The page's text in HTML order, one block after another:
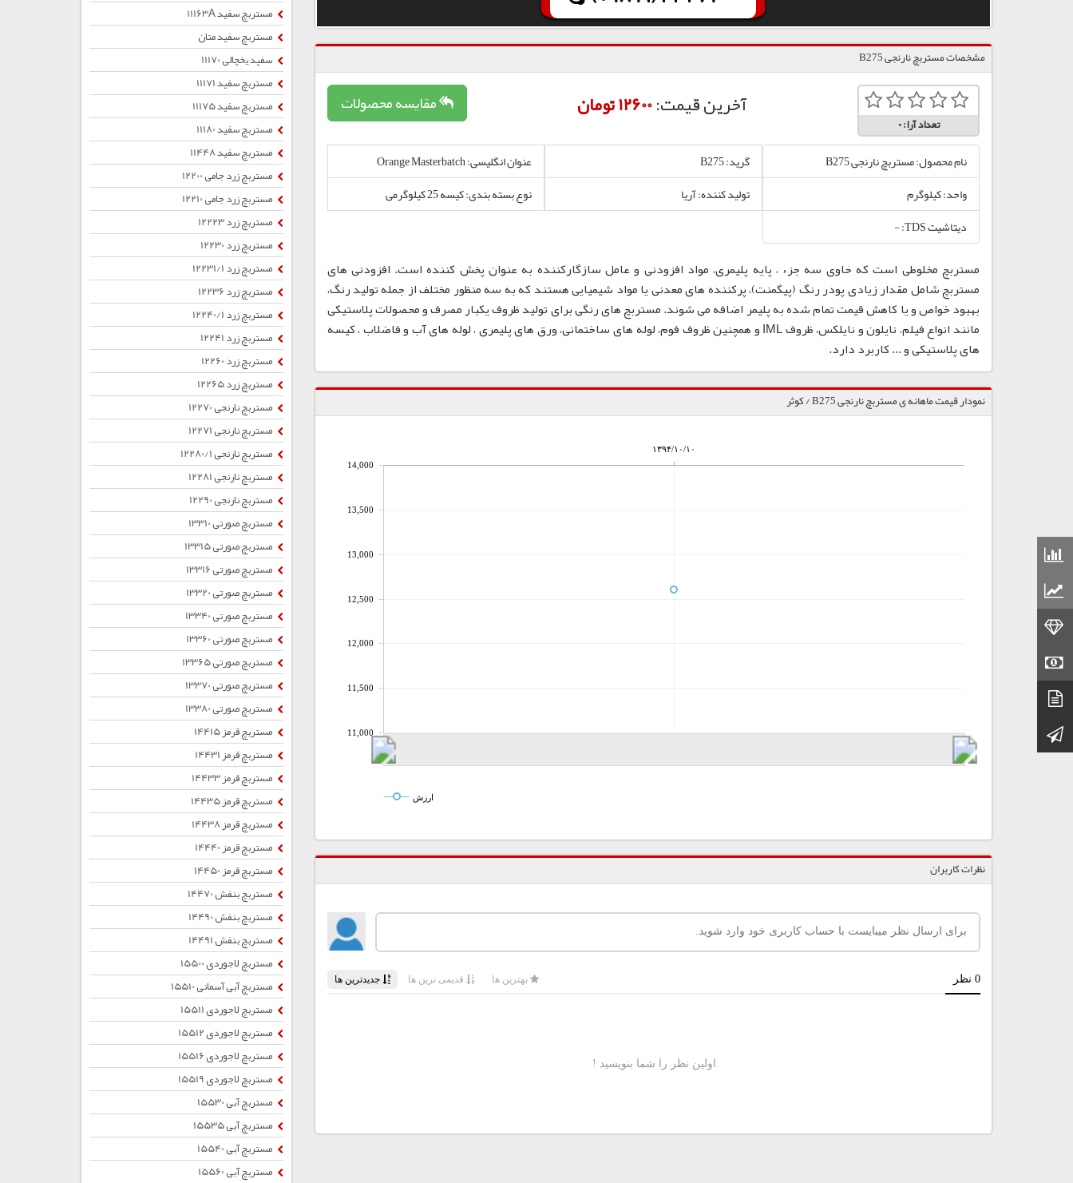
کانال تلگرام
مشخصات مستربچ نارنجی B275
تعداد آرا:0
مقایسه محصولات آخرین قیمت:12600 تومان
نام محصول: مستربچ نارنجی B275 گرید: B275
عنوان انگلیسی: Orange Masterbatch
واحد: کیلوگرم
تولید کننده: آریا
نوع بسته بندی: کیسه 25 کیلوگرمی
دیتاشیت TDS: -
مستربچ مخلوطی است که حاوی سه جزء ، پایه پلیمری، مواد افزودنی و عامل سازگارکننده به عنوان پخش کننده است. افزودنی های
مستربچ شامل مقدار زیادی پودر رنگ (پیگمنت)، پرکننده های معدنی یا مواد شیمیایی هستند که به سه منظور مختلف از جمله تولید رنگ،
بهبود خواص و یا کاهش قیمت تمام شده به پلیمر اضافه می شوند. مستربچ های رنگی برای تولید ظروف یکبار مصرف و محصولات پلاستیکی
مانند انواع فیلم، نایلون و نایلکس، ظروف IML و همچنین ظروف فوم، لوله های ساختمانی، ورق های پلیمری ، لوله های آب و فاضلاب ، کیسه
های پلاستیکی و ... کاربرد دارد.
نمودار قیمت ماهانه ی مستربچ نارنجی B275 / کوثر
۱۳۹۴/۱۰/۱۰
11,000
11,500
12,000
12,500
13,000
13,500
14,000
ارزش
نظرات کاربران
مستربچ سفید 11163A
مستربچ سفید متان
سفید یخچالی 11170
مستربچ سفید 11171
مستربچ سفید 11175
مستربچ سفید 11180
مستربچ سفید 11448
مستربچ زرد جامی 12200
مستربچ زرد جامی 12210
مستربچ زرد 12223
مستربچ زرد 12230
مستربچ زرد 12231/1
مستربچ زرد 12236
مستربچ زرد 12240/1
مستربچ زرد 12241
مستربچ زرد 12260
مستربچ زرد 12265
مستربچ نارنجی 12270
مستربچ نارنجی 12271
مستربچ نارنجی 12280/1
مستربچ نارنجی 12281
مستربچ نارنجی 12290
مستربچ صورتی 13310
مستربچ صورتی 13315
مستربچ صورتی 13316
مستربچ صورتی 13320
مستربچ صورتی 13340
مستربچ صورتی 13360
مستربچ صورتی 13365
مستربچ صورتی 13370
مستربچ صورتی 13380
مستربچ قرمز 14415
مستربچ قرمز 14431
مستربچ قرمز 14433
مستربچ قرمز 14435
مستربچ قرمز 14438
مستربچ قرمز 14440
مستربچ قرمز 14450
مستربچ بنفش 14470
مستربچ بنفش 14490
مستربچ بنفش 14491
مستربچ لاجوردی 15500
مستربچ آبی آسمانی 15510
مستربچ لاجوردی 15511
مستربچ لاجوردی 15512
مستربچ لاجوردی 15516
مستربچ لاجوردی 15519
مستربچ آبی 15530
مستربچ آبی 15535
مستربچ آبی 15540
مستربچ آبی 15560